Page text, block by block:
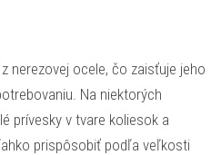
nerezovej ocele, čo zaisťuje jeho
Na niektorých
prívesky v tvare koliesok a
prispôsobiť podľa veľkosti